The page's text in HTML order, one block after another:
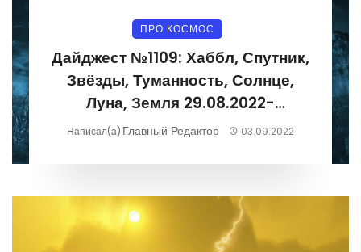
ПРО КОСМОС
Дайджест №1109: Хаббл, Спутник,
Звёзды, Туманность, Солнце,
Луна, Земля 29.08.2022-
04.09.2022
Написал(а) Главный Редактор 03.09.2022